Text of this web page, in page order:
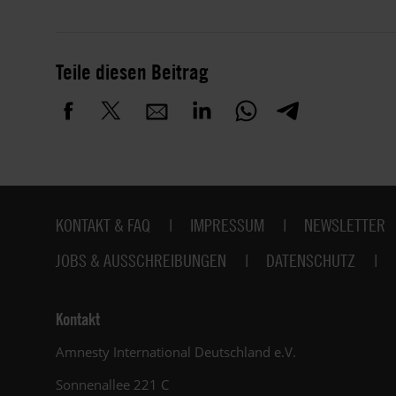
Teile diesen Beitrag
Fußbereich
KONTAKT & FAQ IMPRESSUM NEWSLETTER
JOBS & AUSSCHREIBUNGEN
DATENSCHUTZ
Kontakt
Amnesty International Deutschland e.V.
Sonnenallee 221 C